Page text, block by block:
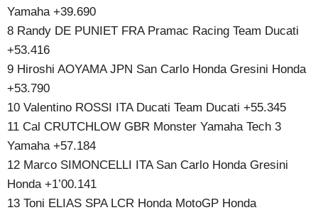
Yamaha +39.690
8 Randy DE PUNIET FRA Pramac Racing Team Ducati
+53.416
9 Hiroshi AOYAMA JPN San Carlo Honda Gresini Honda
+53.790
10 Valentino ROSSI ITA Ducati Team Ducati +55.345
11 Cal CRUTCHLOW GBR Monster Yamaha Tech 3
Yamaha +57.184
12 Marco SIMONCELLI ITA San Carlo Honda Gresini
Honda +1’00.141
13 Toni ELIAS SPA LCR Honda MotoGP Honda